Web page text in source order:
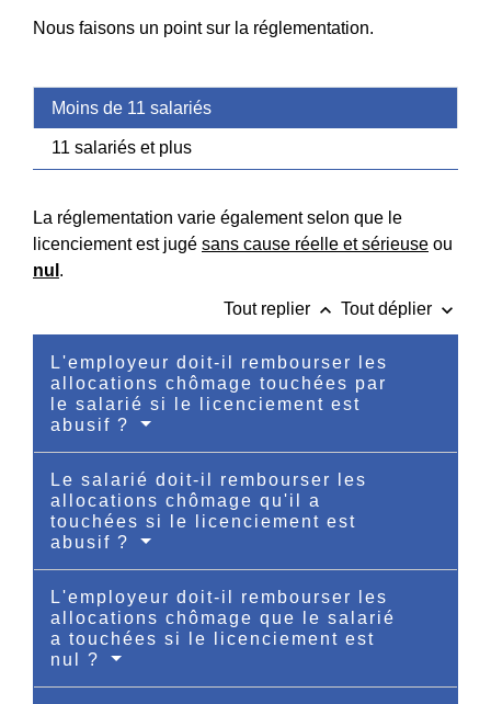
Nous faisons un point sur la réglementation.
Moins de 11 salariés
11 salariés et plus
La réglementation varie également selon que le
licenciement est jugé sans cause réelle et sérieuse ou
nul .
Tout replier keyboard_arrow_up Tout déplier keyboard_arrow_down
L'employeur doit-il rembourser les
allocations chômage touchées par
le salarié si le licenciement est
abusif ?
Le salarié doit-il rembourser les
allocations chômage qu'il a
touchées si le licenciement est
abusif ?
L'employeur doit-il rembourser les
allocations chômage que le salarié
a touchées si le licenciement est
nul ?